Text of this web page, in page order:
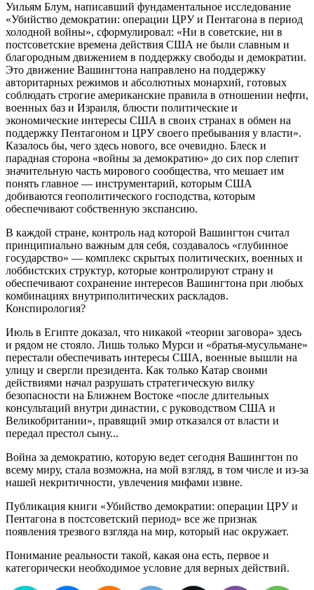
Уильям Блум, написавший фундаментальное исследование
«Убийство демократии: операции ЦРУ и Пентагона в период
холодной войны», сформулировал: «Ни в советские, ни в
постсоветские времена действия США не были славным и
благородным движением в поддержку свободы и демократии.
Это движение Вашингтона направлено на поддержку
авторитарных режимов и абсолютных монархий, готовых
соблюдать строгие американские правила в отношении нефти,
военных баз и Израиля, блюсти политические и
экономические интересы США в своих странах в обмен на
поддержку Пентагоном и ЦРУ своего пребывания у власти».
Казалось бы, чего здесь нового, все очевидно. Блеск и
парадная сторона «войны за демократию» до сих пор слепит
значительную часть мирового сообщества, что мешает им
понять главное — инструментарий, которым США
добиваются геополитического господства, которым
обеспечивают собственную экспансию.
В каждой стране, контроль над которой Вашингтон считал
принципиально важным для себя, создавалось «глубинное
государство» — комплекс скрытых политических, военных и
лоббистских структур, которые контролируют страну и
обеспечивают сохранение интересов Вашингтона при любых
комбинациях внутриполитических раскладов.
Конспирология?
Июль в Египте доказал, что никакой «теории заговора» здесь
и рядом не стояло. Лишь только Мурси и «братья-мусульмане»
перестали обеспечивать интересы США, военные вышли на
улицу и свергли президента. Как только Катар своими
действиями начал разрушать стратегическую вилку
безопасности на Ближнем Востоке «после длительных
консультаций внутри династии, с руководством США и
Великобритании», правящий эмир отказался от власти и
передал престол сыну...
Война за демократию, которую ведет сегодня Вашингтон по
всему миру, стала возможна, на мой взгляд, в том числе и из-за
нашей некритичности, увлечения мифами извне.
Публикация книги «Убийство демократии: операции ЦРУ и
Пентагона в постсоветский период» все же признак
появления трезвого взгляда на мир, который нас окружает.
Понимание реальности такой, какая она есть, первое и
категорически необходимое условие для верных действий.